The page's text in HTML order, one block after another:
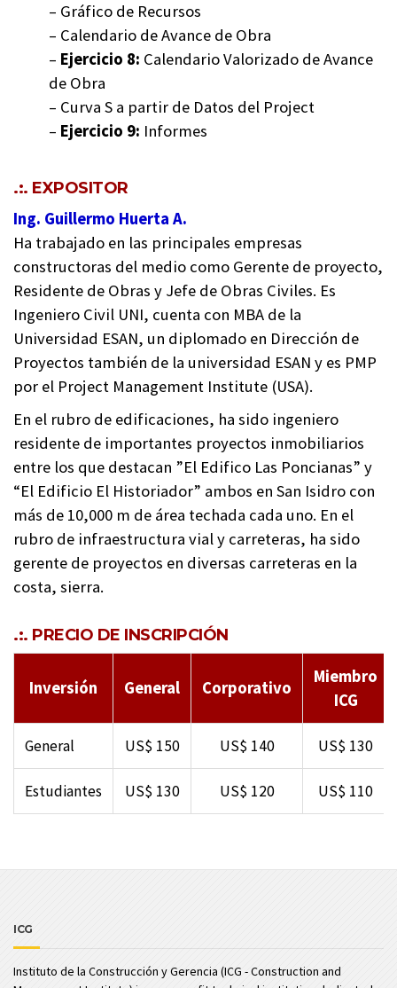
– Gráfico de Recursos
– Calendario de Avance de Obra
– Ejercicio 8: Calendario Valorizado de Avance
de Obra
– Curva S a partir de Datos del Project
– Ejercicio 9: Informes
.:. EXPOSITOR
Ing. Guillermo Huerta A.
Ha trabajado en las principales empresas
constructoras del medio como Gerente de proyecto,
Residente de Obras y Jefe de Obras Civiles. Es
Ingeniero Civil UNI, cuenta con MBA de la
Universidad ESAN, un diplomado en Dirección de
Proyectos también de la universidad ESAN y es PMP
por el Project Management Institute (USA).
En el rubro de edificaciones, ha sido ingeniero
residente de importantes proyectos inmobiliarios
entre los que destacan ”El Edifico Las Poncianas” y
“El Edificio El Historiador” ambos en San Isidro con
más de 10,000 m de área techada cada uno. En el
rubro de infraestructura vial y carreteras, ha sido
gerente de proyectos en diversas carreteras en la
costa, sierra.
.:. PRECIO DE INSCRIPCIÓN
Inversión General Corporativo
Miembro
ICG
General US$ 150 US$ 140 US$ 130
Estudiantes US$ 130 US$ 120 US$ 110
ICG
Instituto de la Construcción y Gerencia (ICG - Construction and